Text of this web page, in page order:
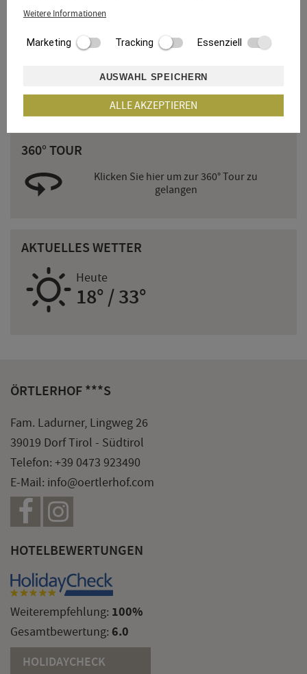
7 Tage urlauben mit der Verwöhn-Halbpension und ...
360° TOUR
Klicken Sie hier um zur 360° Tour zu
gelangen
AKTUELLES WETTER
B Heute
18° / 33°
ÖRTLERHOF ***S
Fam. Ladurner, Lingweg 26
39019 Dorf Tirol - Südtirol
Telefon: +39 0473 923490
E-Mail: info@oertlerhof.com
HOTELBEWERTUNGEN
Weiterempfehlung: 100%
Gesamtbewertung: 6.0
HOLIDAYCHECK
Weitere Informationen
Marketing Tracking Essenziell
AUSWAHL SPEICHERN
ALLE AKZEPTIEREN